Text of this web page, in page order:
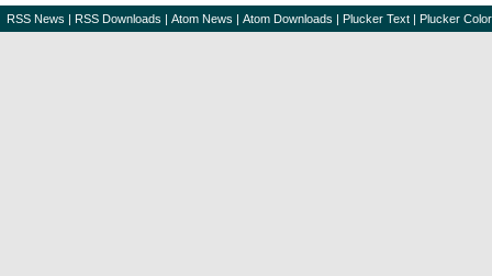
RSS News | RSS Downloads | Atom News | Atom Downloads | Plucker Text | Plucker Color